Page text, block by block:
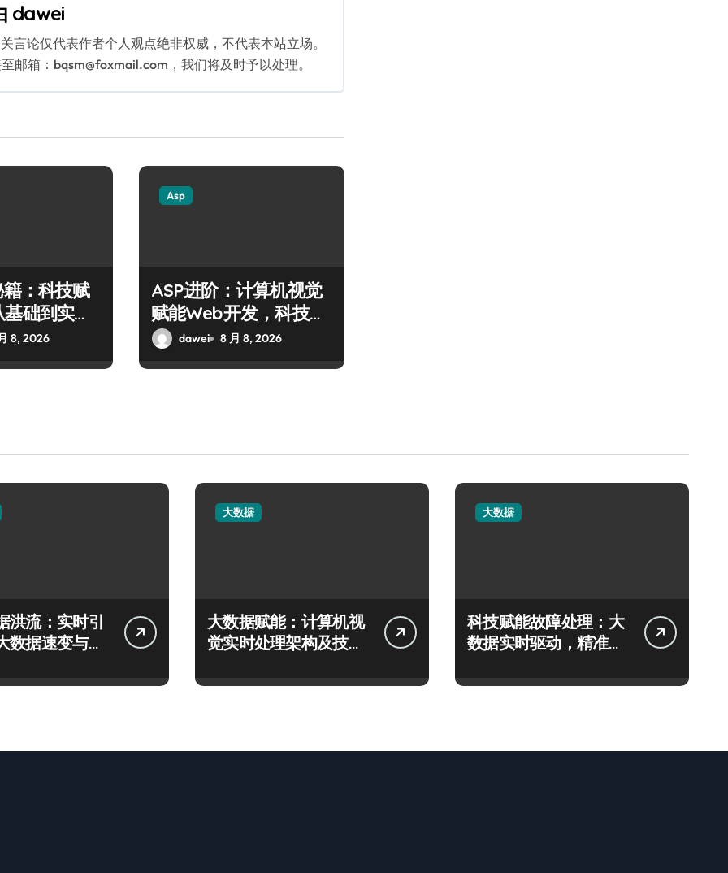
dawei
言论仅代表作者个人观点绝非权威，不代表本站立场。
邮箱：bqsm@foxmail.com，我们将及时予以处理。
：科技赋
础到实战
8, 2026
Asp
ASP进阶：计算机视觉
赋能Web开发，科技筑
牢数据安全防线
dawei 8 月 8, 2026
洪流：实时引
数据速变与智
大数据
大数据赋能：计算机视
觉实时处理架构及技术
大数据
科技赋能故障处理：大
数据实时驱动，精准优